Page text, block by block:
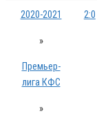
2020-2021
»
Премьер-
лига КФС
»
2:0